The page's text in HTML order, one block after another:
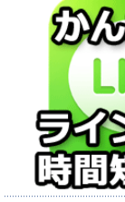
バイクガレージ
(イナバ物置・倉